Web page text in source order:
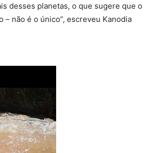
desses planetas, o que sugere que o
não é o único”, escreveu Kanodia